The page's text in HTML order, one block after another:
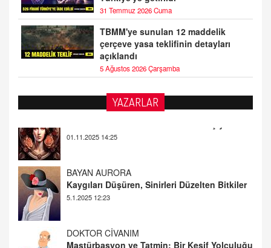
31 Temmuz 2026 Cuma
TBMM'ye sunulan 12 maddelik
çerçeve yasa teklifinin detayları
açıklandı
5 Ağustos 2026 Çarşamba
YAZARLAR
BAYAN AURORA
DOKTOR CİVANIM